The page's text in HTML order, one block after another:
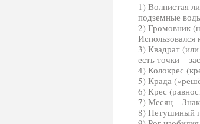
1) Волнистая
подземные
2) Громовник
Использовался
3) Квадрат
есть точки –
4) Колокрес
5) Крада
6) Крес
7) Месяц –
8) Петушиный